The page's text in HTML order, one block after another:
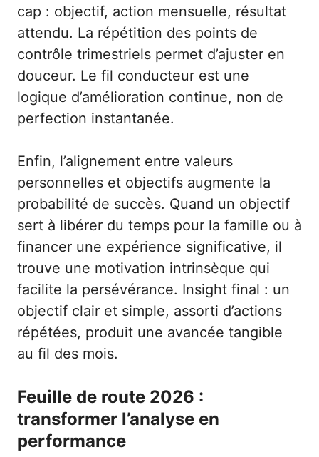
cap : objectif, action mensuelle, résultat
attendu. La répétition des points de
contrôle trimestriels permet d’ajuster en
douceur. Le fil conducteur est une
logique d’amélioration continue, non de
perfection instantanée.
Enfin, l’alignement entre valeurs
personnelles et objectifs augmente la
probabilité de succès. Quand un objectif
sert à libérer du temps pour la famille ou à
financer une expérience significative, il
trouve une motivation intrinsèque qui
facilite la persévérance. Insight final : un
objectif clair et simple, assorti d’actions
répétées, produit une avancée tangible
au fil des mois.
Feuille de route 2026 :
transformer l’analyse en
performance